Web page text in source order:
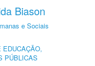
Biason
e Sociais
EDUCAÇÃO,
PÚBLICAS